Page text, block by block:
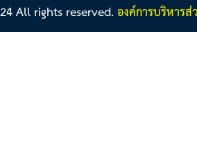
All rights reserved.องค์การบริหาร